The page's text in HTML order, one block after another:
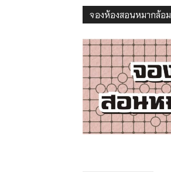
จองห้องสอนหมากล้อม